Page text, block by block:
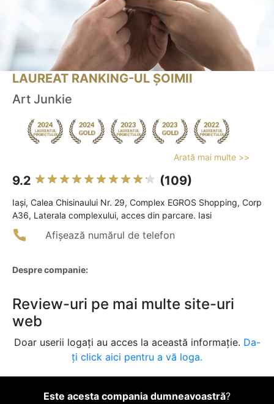
LAUREAT RANKING-UL ȘOIMII
Art Junkie
Arată mai multe >>
9.2 (109)
Iaşi, Calea Chisinaului Nr. 29, Complex EGROS Shopping, Corp
A36, Laterala complexului, acces din parcare. Iasi
Afișează numărul de telefon
Despre companie:
Review-uri pe mai multe site-uri
web
Doar userii logați au acces la această informație. Da-
ți click aici pentru a vă loga.
Este acesta compania dumneavoastră?